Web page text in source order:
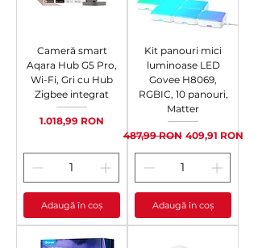
Cameră smart
Aqara Hub G5 Pro,
Wi-Fi, Gri cu Hub
Zigbee integrat
Preț
1.018,99 RON
Adaugă în coș
Kit panouri mici
luminoase LED
Govee H8069,
RGBIC, 10 panouri,
Matter
Preț normal
487,99 RON Preț redus
409,91 RON
Adaugă în coș